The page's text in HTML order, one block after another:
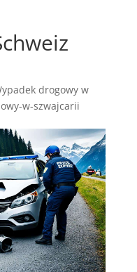
drogowy w
w-szwajcarii